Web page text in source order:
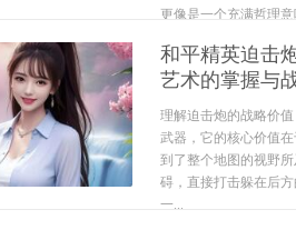
更像是一个充满哲理意
和平精英迫击
艺术的掌握与
理解迫击炮的战略价
武器，它的核心价值
到了整个地图的视野
碍，直接打击躲在后
一...